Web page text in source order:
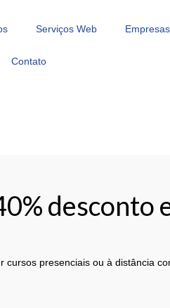
Serviços Web Empresas
Contato
desconto
presenciais ou à distância